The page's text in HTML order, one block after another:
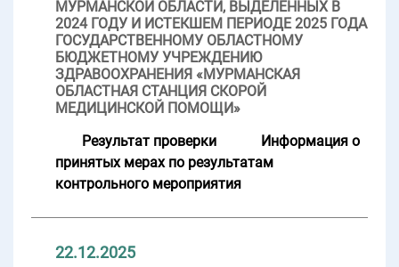
МУРМАНСКОЙ ОБЛАСТИ, ВЫДЕЛЕННЫХ В
2024 ГОДУ И ИСТЕКШЕМ ПЕРИОДЕ 2025 ГОДА
ГОСУДАРСТВЕННОМУ ОБЛАСТНОМУ
БЮДЖЕТНОМУ УЧРЕЖДЕНИЮ
ЗДРАВООХРАНЕНИЯ «МУРМАНСКАЯ
ОБЛАСТНАЯ СТАНЦИЯ СКОРОЙ
МЕДИЦИНСКОЙ ПОМОЩИ»
Результат проверки
Информация о
принятых мерах по результатам
контрольного мероприятия
22.12.2025